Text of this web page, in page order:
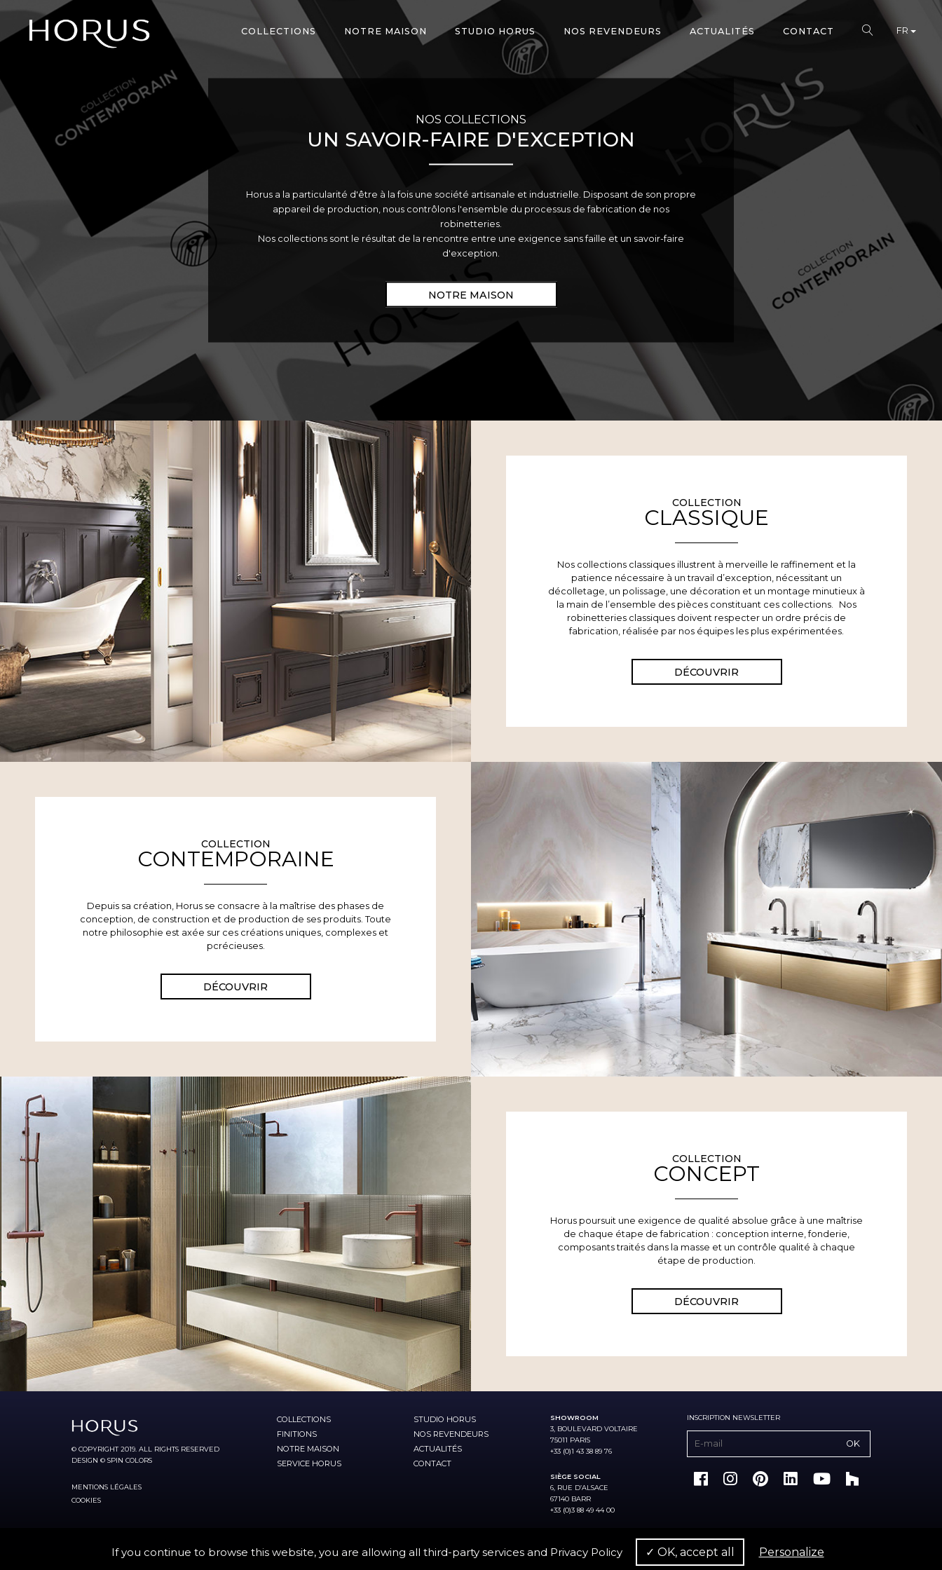
COLLECTIONS NOTRE MAISON STUDIO HORUS NOS REVENDEURS ACTUALITÉS CONTACT FR
NOS COLLECTIONS
UN SAVOIR-FAIRE D'EXCEPTION
Horus a la particularité d'être à la fois une société artisanale et industrielle. Disposant de son propre
appareil de production, nous contrôlons l'ensemble du processus de fabrication de nos
robinetteries.
Nos collections sont le résultat de la rencontre entre une exigence sans faille et un savoir-faire
d'exception.
NOTRE MAISON
COLLECTION
CLASSIQUE
Nos collections classiques illustrent à merveille le raffinement et la
patience nécessaire à un travail d’exception, nécessitant un
décolletage, un polissage, une décoration et un montage minutieux à
la main de l’ensemble des pièces constituant ces collections. Nos
robinetteries classiques doivent respecter un ordre précis de
fabrication, réalisée par nos équipes les plus expérimentées.
DÉCOUVRIR
COLLECTION
CONTEMPORAINE
Depuis sa création, Horus se consacre à la maîtrise des phases de
conception, de construction et de production de ses produits. Toute
notre philosophie est axée sur ces créations uniques, complexes et
pcrécieuses.
DÉCOUVRIR
COLLECTION
CONCEPT
Horus poursuit une exigence de qualité absolue grâce à une maîtrise
de chaque étape de fabrication : conception interne, fonderie,
composants traités dans la masse et un contrôle qualité à chaque
étape de production.
DÉCOUVRIR
© COPYRIGHT 2019. ALL RIGHTS RESERVED
DESIGN © SPIN COLORS
MENTIONS LÉGALES
COOKIES
COLLECTIONS
FINITIONS
NOTRE MAISON
SERVICE HORUS
STUDIO HORUS
NOS REVENDEURS
ACTUALITÉS
CONTACT
SHOWROOM
3, BOULEVARD VOLTAIRE
75011 PARIS
+33 (0)1 43 38 89 76
SIÈGE SOCIAL
6, RUE D’ALSACE
67140 BARR
+33 (0)3 88 49 44 00
INSCRIPTION NEWSLETTER
If you continue to browse this website,you are allowing all third-party services and Privacy Policy ✓ OK, accept all Personalize